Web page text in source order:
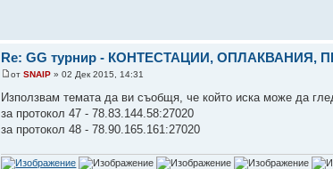
Re: GG турнир - КОНТЕСТАЦИИ,
отSNAIP » 02 Дек 2015, 14:31
Използвам темата да ви съобщя, че който иска може да
за протокол 47 - 78.83.144.58:27020
за протокол 48 - 78.90.165.161:27020